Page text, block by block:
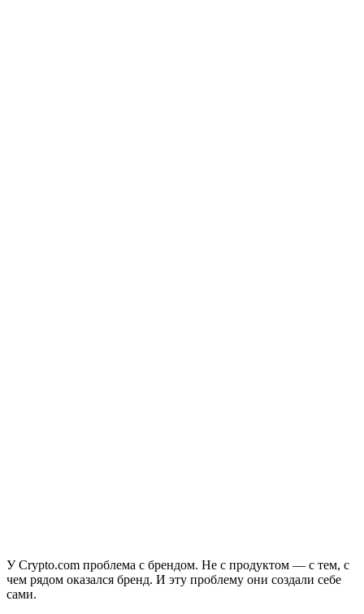
У Crypto.com проблема с брендом. Не с продуктом — с тем, с
чем рядом оказался бренд. И эту проблему они создали себе
сами.